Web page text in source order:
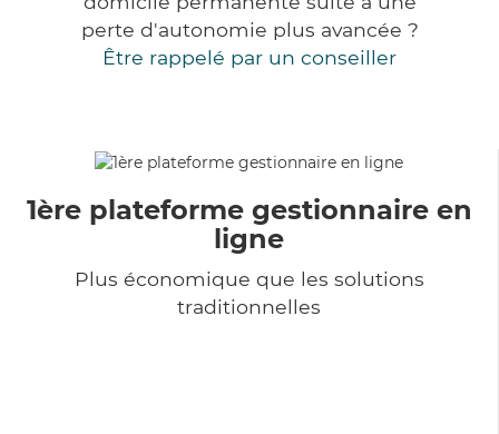
perte d'autonomie plus avancée ?
Être rappelé par un conseiller
1ère plateforme gestionnaire en
ligne
Plus économique que les solutions
traditionnelles